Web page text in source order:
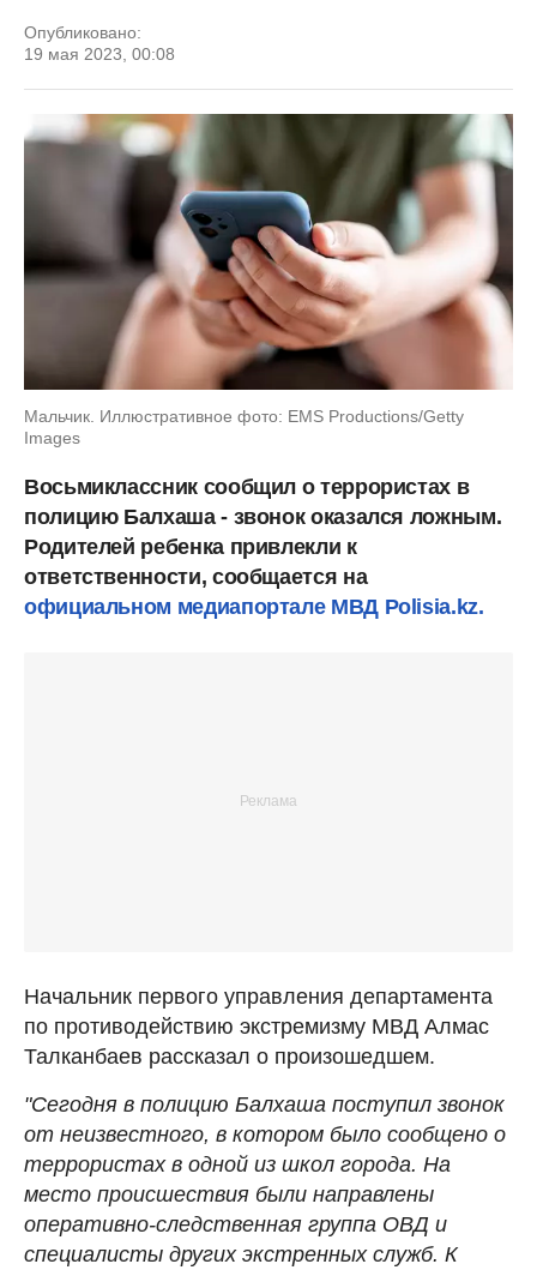
Опубликовано:
19 мая 2023, 00:08
Мальчик. Иллюстративное фото: EMS Productions/Getty
Images
Восьмиклассник сообщил о террористах в
полицию Балхаша - звонок оказался ложным.
Родителей ребенка привлекли к
ответственности, сообщается на
официальном медиапортале МВД Polisia.kz.
Начальник первого управления департамента
по противодействию экстремизму МВД Алмас
Талканбаев рассказал о произошедшем.
"Сегодня в полицию Балхаша поступил звонок
от неизвестного, в котором было сообщено о
террористах в одной из школ города. На
место происшествия были направлены
оперативно-следственная группа ОВД и
специалисты других экстренных служб. К